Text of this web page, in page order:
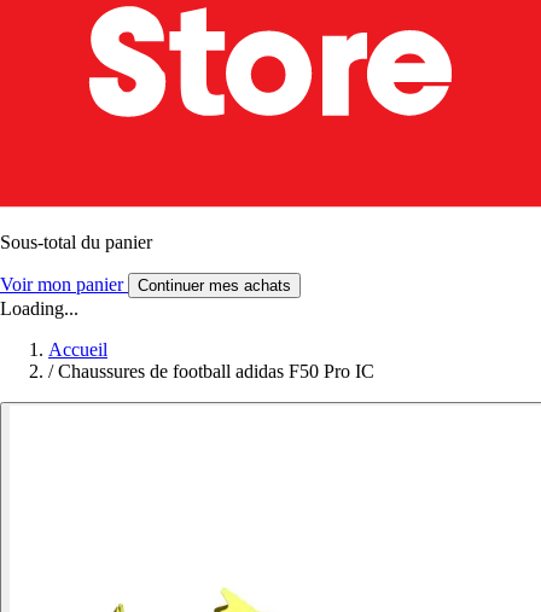
Sous-total du panier
Voir mon panier Continuer mes achats
Loading...
Accueil
/ Chaussures de football adidas F50 Pro IC